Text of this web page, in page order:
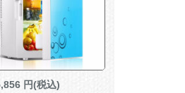
円(税込)